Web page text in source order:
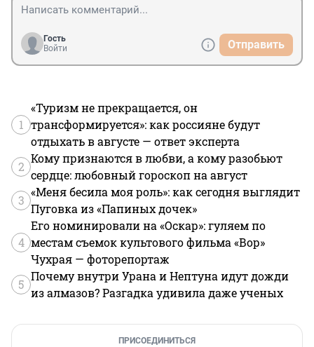
Гость
Войти
Отправить
1
«Туризм не прекращается, он
трансформируется»: как россияне будут
отдыхать в августе — ответ эксперта
2
Кому признаются в любви, а кому разобьют
сердце: любовный гороскоп на август
3
«Меня бесила моя роль»: как сегодня выглядит
Пуговка из «Папиных дочек»
4
Его номинировали на «Оскар»: гуляем по
местам съемок культового фильма «Вор»
Чухрая — фоторепортаж
5
Почему внутри Урана и Нептуна идут дожди
из алмазов? Разгадка удивила даже ученых
ПРИСОЕДИНИТЬСЯ